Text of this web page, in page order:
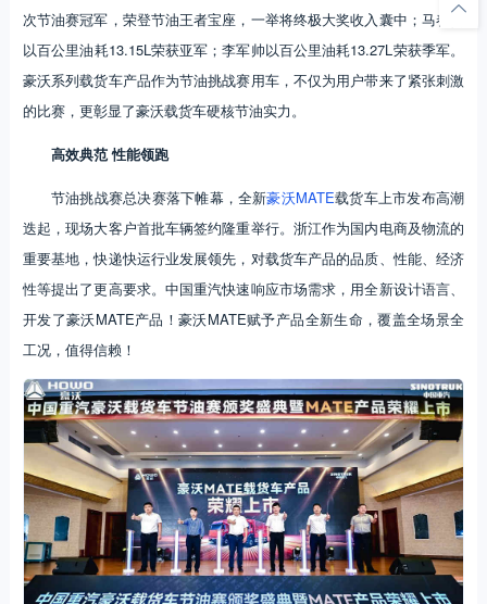
次节油赛冠军，荣登节油王者宝座，一举将终极大奖收入囊中；马春贵
以百公里油耗13.15L荣获亚军；李军帅以百公里油耗13.27L荣获季军。
豪沃系列载货车产品作为节油挑战赛用车，不仅为用户带来了紧张刺激
的比赛，更彰显了豪沃载货车硬核节油实力。
高效典范 性能领跑
节油挑战赛总决赛落下帷幕，全新豪沃MATE载货车上市发布高潮
迭起，现场大客户首批车辆签约隆重举行。浙江作为国内电商及物流的
重要基地，快递快运行业发展领先，对载货车产品的品质、性能、经济
性等提出了更高要求。中国重汽快速响应市场需求，用全新设计语言、
开发了豪沃MATE产品！豪沃MATE赋予产品全新生命，覆盖全场景全
工况，值得信赖！